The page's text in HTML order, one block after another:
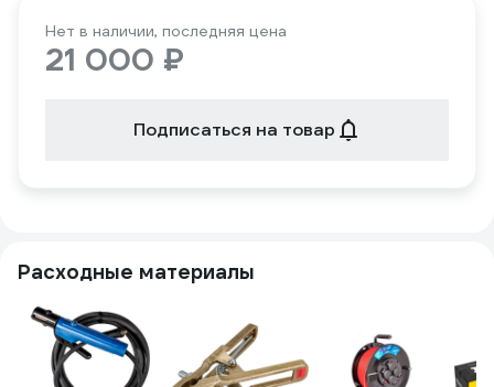
Нет в наличии, последняя цена
21 000 ₽
Подписаться на товар
Расходные материалы